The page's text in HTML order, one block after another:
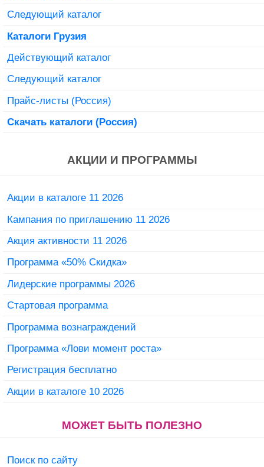
Следующий каталог
Каталоги Грузия
Действующий каталог
Следующий каталог
Прайс-листы (Россия)
Скачать каталоги (Россия)
АКЦИИ И ПРОГРАММЫ
Акции в каталоге 11 2026
Кампания по приглашению 11 2026
Акция активности 11 2026
Программа «50% Скидка»
Лидерские программы 2026
Стартовая программа
Программа вознаграждений
Программа «Лови момент роста»
Регистрация бесплатно
Акции в каталоге 10 2026
МОЖЕТ БЫТЬ ПОЛЕЗНО
Поиск по сайту